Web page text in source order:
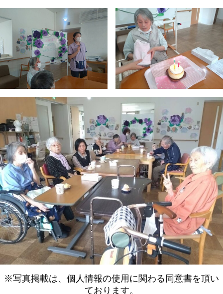
※写真掲載は、個人情報の使用に関わる同意書を頂い
ております。